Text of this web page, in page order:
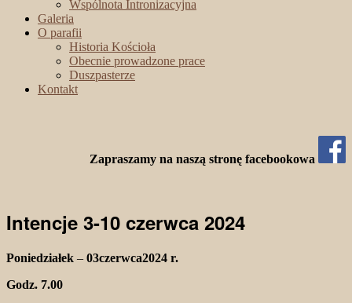
Wspólnota Intronizacyjna
Galeria
O parafii
Historia Kościoła
Obecnie prowadzone prace
Duszpasterze
Kontakt
Zapraszamy na naszą stronę facebookowa
Intencje 3-10 czerwca 2024
Poniedziałek – 03czerwca2024 r.
Godz. 7.00